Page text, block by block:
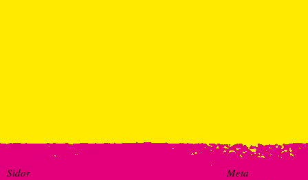
Sidor Meta